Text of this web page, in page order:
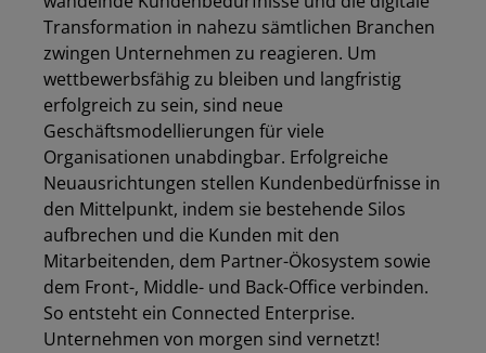
Transformation in nahezu sämtlichen Branchen
zwingen Unternehmen zu reagieren. Um
wettbewerbsfähig zu bleiben und langfristig
erfolgreich zu sein, sind neue
Geschäftsmodellierungen für viele
Organisationen unabdingbar. Erfolgreiche
Neuausrichtungen stellen Kundenbedürfnisse in
den Mittelpunkt, indem sie bestehende Silos
aufbrechen und die Kunden mit den
Mitarbeitenden, dem Partner-Ökosystem sowie
dem Front-, Middle- und Back-Office verbinden.
So entsteht ein Connected Enterprise.
Unternehmen von morgen sind vernetzt!